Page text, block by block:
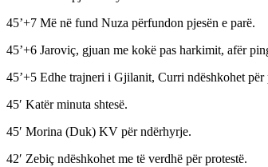
45’+7 Më në fund Nuza përfundon pjesën e parë.
45’+6 Jaroviç, gjuan me kokë pas harkimit, afër
45’+5 Edhe trajneri i Gjilanit, Curri ndëshkohet për
45′ Katër minuta shtesë.
45′ Morina (Duk) KV për ndërhyrje.
42′ Zebiç ndëshkohet me të verdhë për protestë.